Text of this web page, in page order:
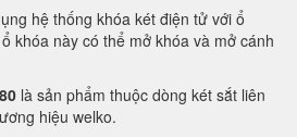
hệ thống khóa két điện tử với ổ
khóa này có thể mở khóa và mở cánh
là sản phẩm thuộc dòng két sắt liên
hiệu welko.